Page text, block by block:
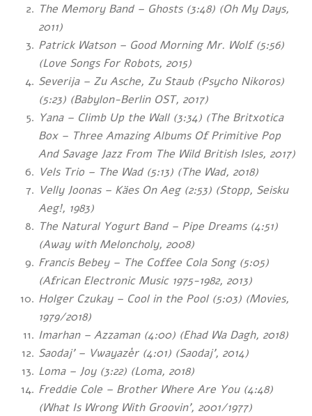
The Memory Band – Ghosts (3:48) (Oh My Days,
2011)
Patrick Watson – Good Morning Mr. Wolf (5:56)
(Love Songs For Robots, 2015)
Severija – Zu Asche, Zu Staub (Psycho Nikoros)
(5:23) (Babylon-Berlin OST, 2017)
Yana – Climb Up the Wall (3:34) (The Britxotica
Box – Three Amazing Albums Of Primitive Pop
And Savage Jazz From The Wild British Isles, 2017)
Vels Trio – The Wad (5:13) (The Wad, 2018)
Velly Joonas – Käes On Aeg (2:53) (Stopp, Seisku
Aeg!, 1983)
The Natural Yogurt Band – Pipe Dreams (4:51)
(Away with Meloncholy, 2008)
Francis Bebey – The Coffee Cola Song (5:05)
(African Electronic Music 1975-1982, 2013)
Holger Czukay – Cool in the Pool (5:03) (Movies,
1979/2018)
Imarhan – Azzaman (4:00) (Ehad Wa Dagh, 2018)
Saodaj’ – Vwayazèr (4:01) (Saodaj’, 2014)
Loma – Joy (3:22) (Loma, 2018)
Freddie Cole – Brother Where Are You (4:48)
(What Is Wrong With Groovin’, 2001/1977)